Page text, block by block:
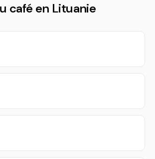
café en Lituanie